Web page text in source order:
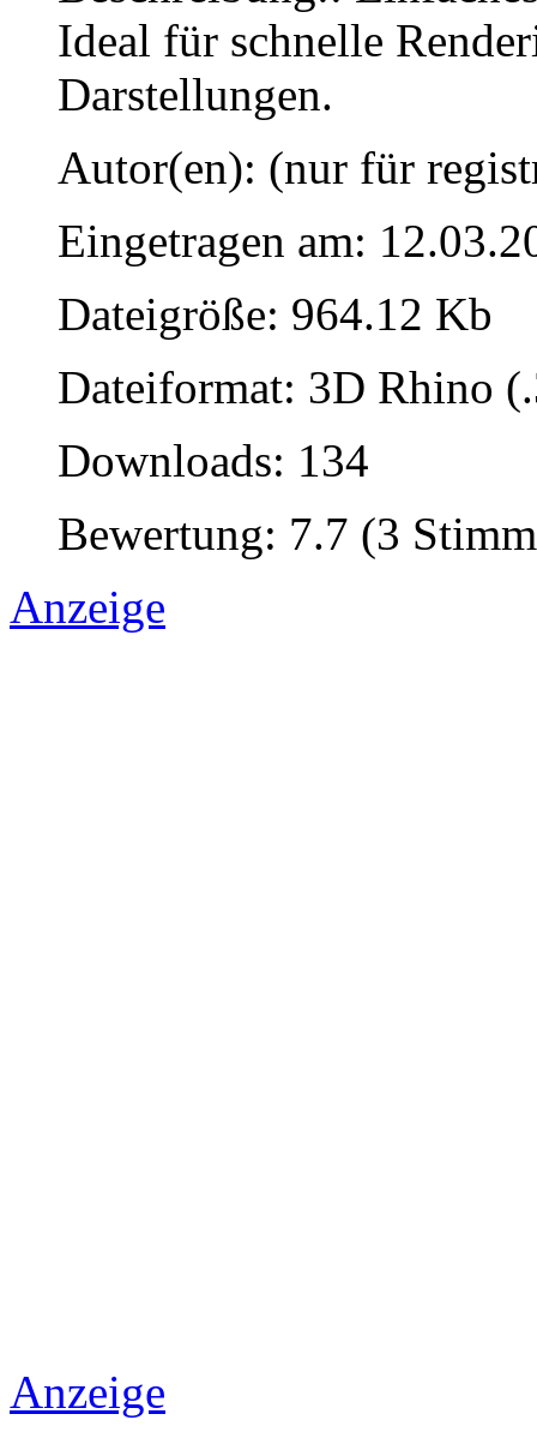
Ideal für schnelle
Darstellungen.
Autor(en): (nur für
Eingetragen am:
Dateigröße: 964.12 Kb
Dateiformat: 3D Rhino
Downloads: 134
Bewertung: 7.7 (3
Anzeige
Anzeige